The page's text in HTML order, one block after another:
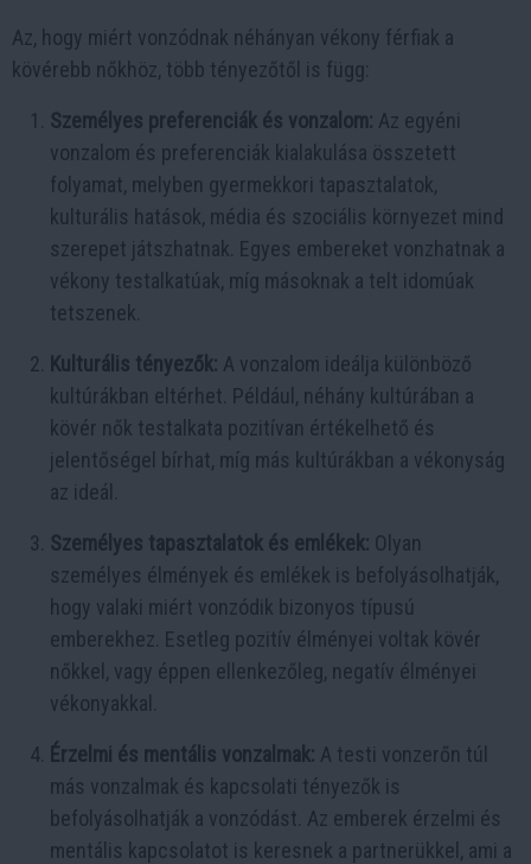
Az, hogy miért vonzódnak néhányan vékony férfiak a
kövérebb nőkhöz, több tényezőtől is függ:
Személyes preferenciák és vonzalom: Az egyéni
vonzalom és preferenciák kialakulása összetett
folyamat, melyben gyermekkori tapasztalatok,
kulturális hatások, média és szociális környezet mind
szerepet játszhatnak. Egyes embereket vonzhatnak a
vékony testalkatúak, míg másoknak a telt idomúak
tetszenek.
Kulturális tényezők: A vonzalom ideálja különböző
kultúrákban eltérhet. Például, néhány kultúrában a
kövér nők testalkata pozitívan értékelhető és
jelentőségel bírhat, míg más kultúrákban a vékonyság
az ideál.
Személyes tapasztalatok és emlékek: Olyan
személyes élmények és emlékek is befolyásolhatják,
hogy valaki miért vonzódik bizonyos típusú
emberekhez. Esetleg pozitív élményei voltak kövér
nőkkel, vagy éppen ellenkezőleg, negatív élményei
vékonyakkal.
Érzelmi és mentális vonzalmak: A testi vonzerőn túl
más vonzalmak és kapcsolati tényezők is
befolyásolhatják a vonzódást. Az emberek érzelmi és
mentális kapcsolatot is keresnek a partnerükkel, ami a